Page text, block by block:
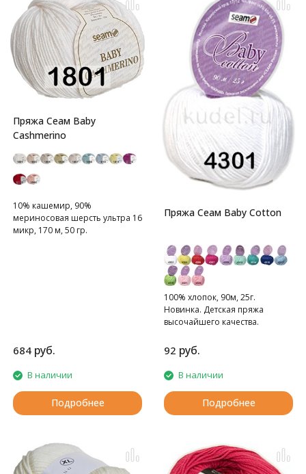
Пряжа Сеам Baby
Cashmerino
10% кашемир, 90%
мериносовая шерсть ультра 16
микр, 170 м, 50 гр.
684 руб.
В наличии
Подробнее
Пряжа Сеам Baby Cotton
100% хлопок, 90м, 25г.
Новинка. Детская пряжа
высочайшего качества.
92 руб.
В наличии
Подробнее